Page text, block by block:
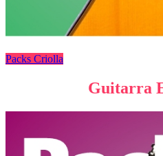
Packs Criolla
Guitarra